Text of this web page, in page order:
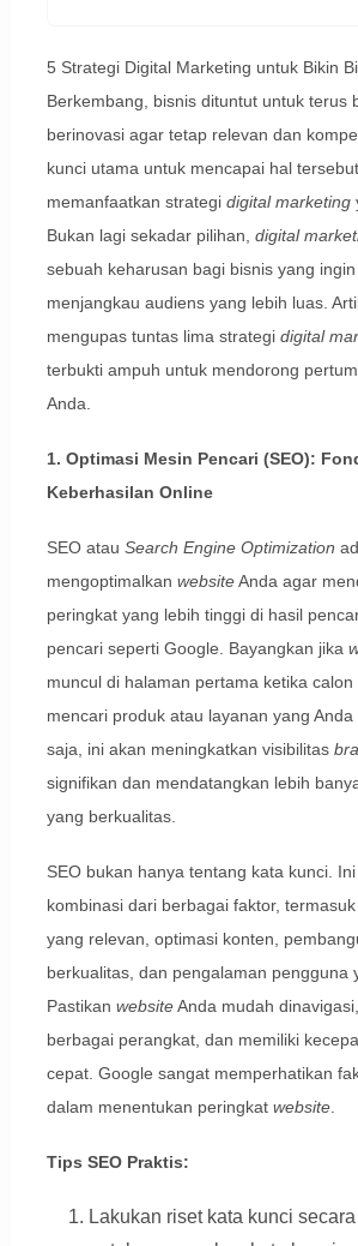
5 Strategi Digital Marketing untuk Bikin
Berkembang, bisnis dituntut untuk terus
berinovasi agar tetap relevan dan
kunci utama untuk mencapai hal
memanfaatkan strategi digital marketing
Bukan lagi sekadar pilihan, digital
sebuah keharusan bagi bisnis yang
menjangkau audiens yang lebih luas.
mengupas tuntas lima strategi digital
terbukti ampuh untuk mendorong
Anda.
1. Optimasi Mesin Pencari (SEO):
Keberhasilan Online
SEO atau Search Engine Optimization
mengoptimalkan websiteAnda agar
peringkat yang lebih tinggi di hasil
pencari seperti Google. Bayangkan jika
muncul di halaman pertama ketika calon
mencari produk atau layanan yang Anda
saja, ini akan meningkatkan visibilitas
signifikan dan mendatangkan lebih
yang berkualitas.
SEO bukan hanya tentang kata kunci.
kombinasi dari berbagai faktor,
yang relevan, optimasi konten,
berkualitas, dan pengalaman pengguna
Pastikan websiteAnda mudah
berbagai perangkat, dan memiliki
cepat. Google sangat memperhatikan
dalam menentukan peringkat website.
Tips SEO Praktis:
Lakukan riset kata kunci